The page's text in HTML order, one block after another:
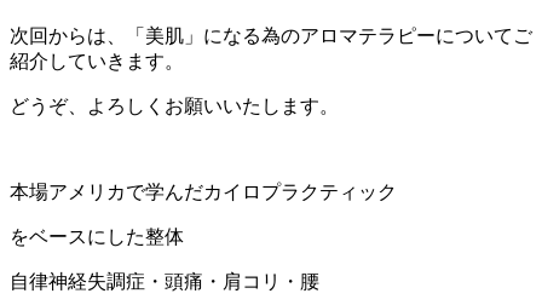
次回からは、「美肌」になる為のアロマテラピーについてご
紹介していきます。
どうぞ、よろしくお願いいたします。
本場アメリカで学んだカイロプラクティック
をベースにした整体
自律神経失調症・頭痛・肩コリ・腰